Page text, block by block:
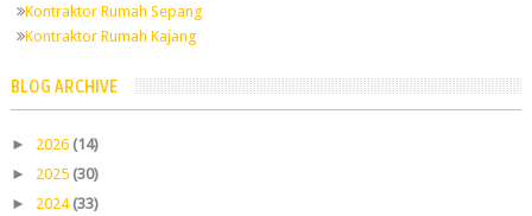
Kontraktor Rumah Sepang
Kontraktor Rumah Kajang
BLOG ARCHIVE
► 2026 (14)
► 2025 (30)
► 2024 (33)